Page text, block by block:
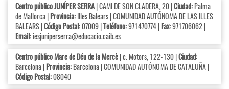
Centro público JUNÍPER SERRA| CAMI DE SON CLADERA, 20 |Ciudad:Palma
de Mallorca |Provincia:Illes Balears | COMUNIDAD AUTÓNOMA DE LAS ILLES
BALEARS |Código Postal:07009 |Teléfono:971470774 |Fax:971706062 |
Email:iesjuniperserra@educacio.caib.es
Centro público Mare de Déu de la Mercè| c. Motors, 122-130 |Ciudad:
Barcelona |Provincia:Barcelona | COMUNIDAD AUTÓNOMA DE CATALUÑA |
Código Postal:08040